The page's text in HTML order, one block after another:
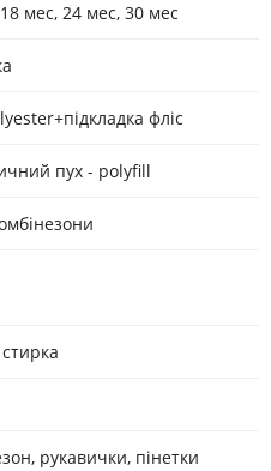
мес, 24 мес, 30 мес
фліс
пух - polyfill
рукавички, пінетки